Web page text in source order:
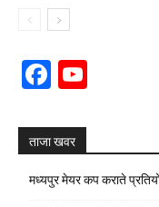
Facebook
ताजा खवर
मध्यपुर मेयर कप कराते